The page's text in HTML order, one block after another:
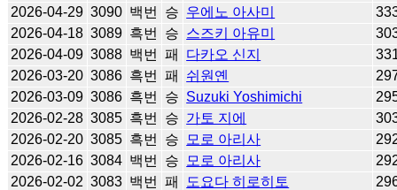
2026-04-29 3090 백번 승 우에노 아사미
2026-04-18 3089 흑번 승 스즈키 아유미
2026-04-09 3088 백번 패 다카오 신지
2026-03-20 3086 흑번 패 쉬원옌
2026-03-09 3086 흑번 승 Suzuki Yoshimichi
2026-02-28 3085 흑번 승 가토 지에
2026-02-20 3085 흑번 승 모로 아리사
2026-02-16 3084 백번 승 모로 아리사
2026-02-02 3083 백번 패 도요다 히로히토